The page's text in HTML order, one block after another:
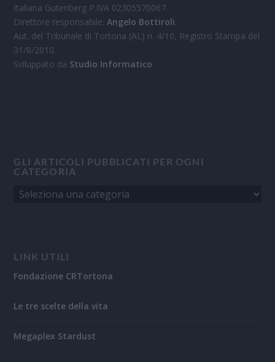
Italiana Gutenberg P.IVA 02305570067.
Direttore responsabile:Angelo Bottiroli.
Aut. del Tribunale di Tortona (AL) n. 4/10, Registro Stampa del
31/8/2010.
Sviluppato da Studio Informatico
GLI ARTICOLI PUBBLICATI PER OGNI
CATEGORIA
LINK UTILI
Fondazione CRTortona
Le tre scelte della vita
Megaplex Stardust